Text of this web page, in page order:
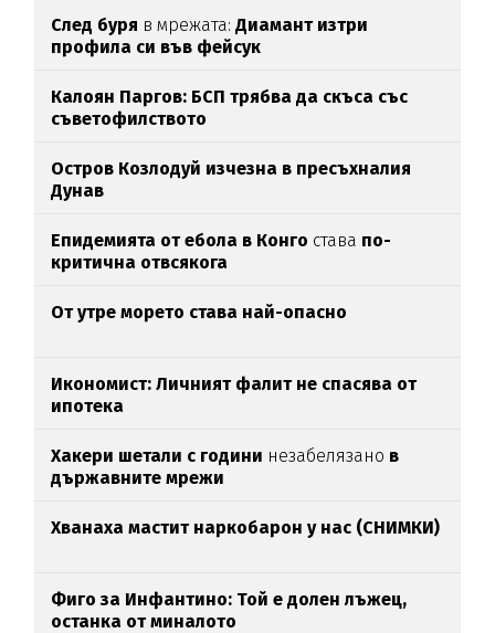
След буря в мрежата:Диамант изтри
профила си във фейсук
Калоян Паргов: БСП трябва да скъса със
съветофилството
Остров Козлодуй изчезна в пресъхналия
Дунав
Епидемията от ебола в Конго става по-
критична отвсякога
От утре морето става най-опасно
Икономист: Личният фалит не спасява от
ипотека
Хакери шетали с години незабелязано в
държавните мрежи
Хванаха мастит наркобарон у нас (СНИМКИ)
Фиго за Инфантино: Той е долен лъжец,
останка от миналото